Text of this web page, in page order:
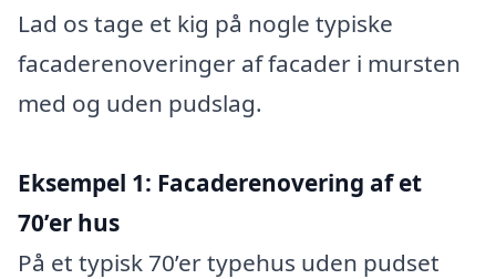
Lad os tage et kig på nogle typiske
facaderenoveringer af facader i mursten
med og uden pudslag.
Eksempel 1: Facaderenovering af et
70’er hus
På et typisk 70’er typehus uden pudset